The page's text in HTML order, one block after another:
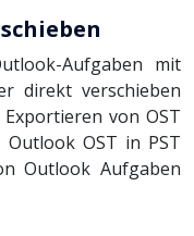
Aufgaben mit
direkt verschieben
von OST
OST in PST
Outlook Aufgaben